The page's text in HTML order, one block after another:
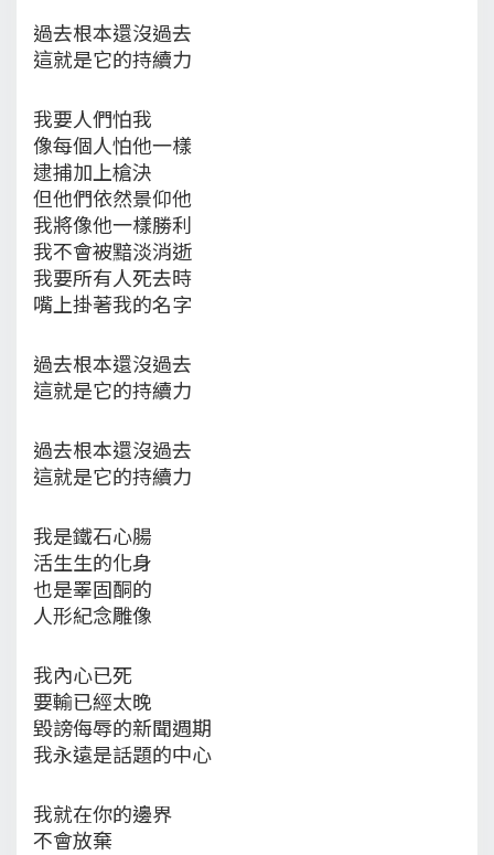
過去根本還沒過去
這就是它的持續力
我要人們怕我
像每個人怕他一樣
逮捕加上槍決
但他們依然景仰他
我將像他一樣勝利
我不會被黯淡消逝
我要所有人死去時
嘴上掛著我的名字
過去根本還沒過去
這就是它的持續力
過去根本還沒過去
這就是它的持續力
我是鐵石心腸
活生生的化身
也是睪固酮的
人形紀念雕像
我內心已死
要輸已經太晚
毀謗侮辱的新聞週期
我永遠是話題的中心
我就在你的邊界
不會放棄